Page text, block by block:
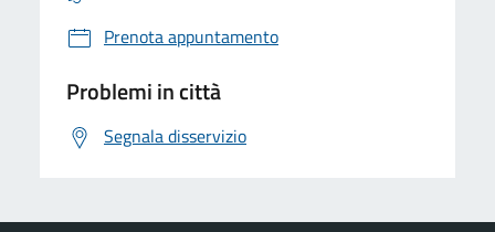
Prenota appuntamento
Problemi in città
Segnala disservizio